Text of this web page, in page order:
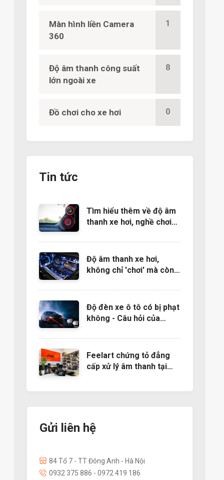
Màn hình liền Camera
360
1
Độ âm thanh công suất
lớn ngoài xe
8
Đồ chơi cho xe hơi 0
Tin tức
Tìm hiểu thêm về độ âm
thanh xe hơi, nghề chơi
Độ âm thanh xe hơi,
không chỉ 'chơi' mà còn
Độ đèn xe ô tô có bị phạt
không - Câu hỏi của
Feelart chứng tỏ đẳng
cấp xử lý âm thanh tại
Gửi liên hệ
84 Tổ 7 - TT Đông Anh - Hà Nội
0932 375 886 - 0972 419 186